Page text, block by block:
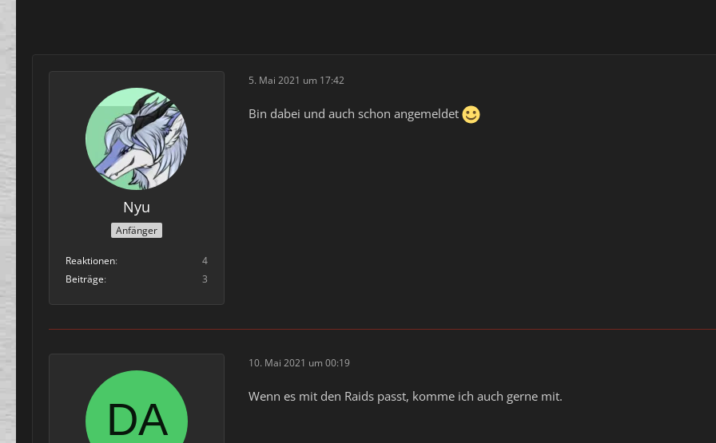
Nyu
Anfänger
Reaktionen
4
Beiträge
3
5. Mai 2021 um 17:42
Bin dabei und auch schon angemeldet
10. Mai 2021 um 00:19
Wenn es mit den Raids passt, komme ich auch gerne mit.